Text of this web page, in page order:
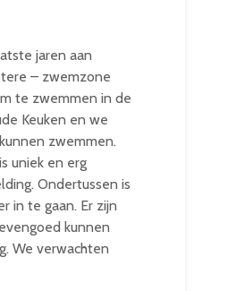
jaren aan
– zwemzone
te zwemmen in de
Keuken en we
zwemmen.
uniek en erg
Ondertussen is
in te gaan. Er zijn
kunnen
We verwachten